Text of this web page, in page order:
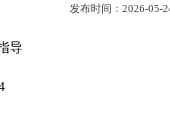
发布时间：2026-05-
导